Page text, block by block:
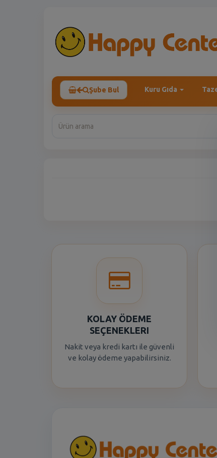
Şube Bul Kuru Gıda
KOLAY ÖDEME
SEÇENEKLERI
Nakit veya kredi kartı ile güvenli
ve kolay ödeme yapabilirsiniz.